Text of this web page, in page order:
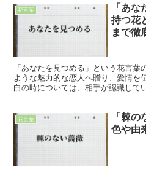
花言葉
「あ
持つ花
まで徹
「あなたを見つめる」という花言
ような魅力的な恋人へ贈り、愛情を
白の時については、相手が認識して
花言葉
「棘
色や由